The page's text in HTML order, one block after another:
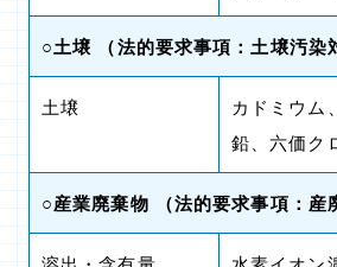
○土壌 （法的要求事項：土壌汚染
土壌
カドミウム
鉛、六価ク
○産業廃棄物 （法的要求事項：産